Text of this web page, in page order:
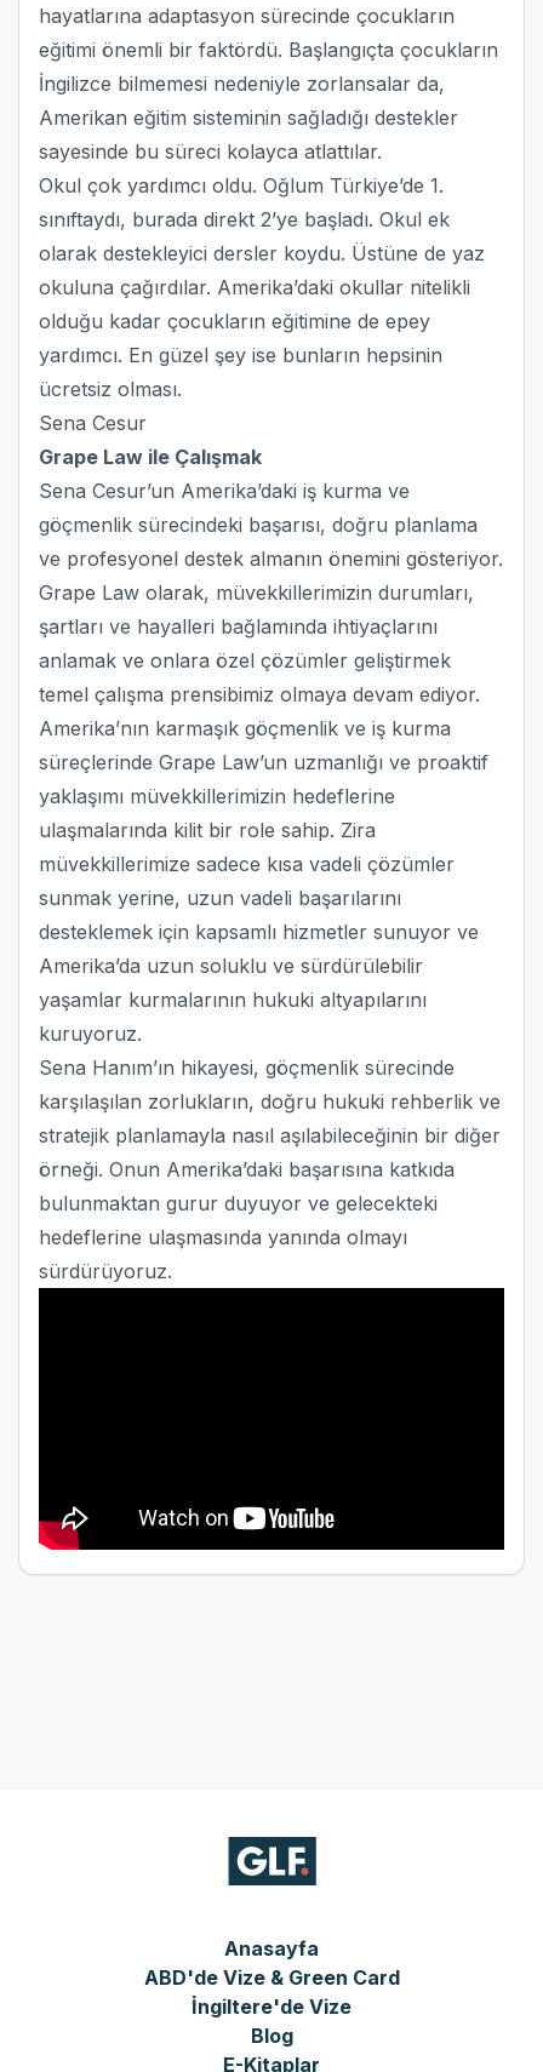
hayatlarına adaptasyon sürecinde çocukların
eğitimi önemli bir faktördü. Başlangıçta çocukların
İngilizce bilmemesi nedeniyle zorlansalar da,
Amerikan eğitim sisteminin sağladığı destekler
sayesinde bu süreci kolayca atlattılar.
Okul çok yardımcı oldu. Oğlum Türkiye’de 1.
sınıftaydı, burada direkt 2’ye başladı. Okul ek
olarak destekleyici dersler koydu. Üstüne de yaz
okuluna çağırdılar. Amerika’daki okullar nitelikli
olduğu kadar çocukların eğitimine de epey
yardımcı. En güzel şey ise bunların hepsinin
ücretsiz olması.
Sena Cesur
Grape Law ile Çalışmak
Sena Cesur’un Amerika’daki iş kurma ve
göçmenlik sürecindeki başarısı, doğru planlama
ve profesyonel destek almanın önemini gösteriyor.
Grape Law olarak, müvekkillerimizin durumları,
şartları ve hayalleri bağlamında ihtiyaçlarını
anlamak ve onlara özel çözümler geliştirmek
temel çalışma prensibimiz olmaya devam ediyor.
Amerika’nın karmaşık göçmenlik ve iş kurma
süreçlerinde Grape Law’un uzmanlığı ve proaktif
yaklaşımı müvekkillerimizin hedeflerine
ulaşmalarında kilit bir role sahip. Zira
müvekkillerimize sadece kısa vadeli çözümler
sunmak yerine, uzun vadeli başarılarını
desteklemek için kapsamlı hizmetler sunuyor ve
Amerika’da uzun soluklu ve sürdürülebilir
yaşamlar kurmalarının hukuki altyapılarını
kuruyoruz.
Sena Hanım’ın hikayesi, göçmenlik sürecinde
karşılaşılan zorlukların, doğru hukuki rehberlik ve
stratejik planlamayla nasıl aşılabileceğinin bir diğer
örneği. Onun Amerika’daki başarısına katkıda
bulunmaktan gurur duyuyor ve gelecekteki
hedeflerine ulaşmasında yanında olmayı
sürdürüyoruz.
Anasayfa
ABD'de Vize & Green Card
İngiltere'de Vize
Blog
E-Kitaplar